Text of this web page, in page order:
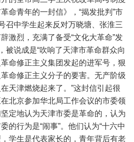
命青年的一封信》，“揭发批判”市
召中学生起来反对万晓塘、张淮三
激烈，充满了备受“文化大革命”发
被说成是“吹响了天津市革命群众向
命修正主义集团发起的进军号，狠
命修正主义分子的要害。无产阶级
天津燃烧起来了。”这封信引起很
北京参加华北局工作会议的市委领
定地认为天津市委是革命的，认为
的行为是“闹事”。他们认为“十六中
学生是代表家长的，青年背后有老